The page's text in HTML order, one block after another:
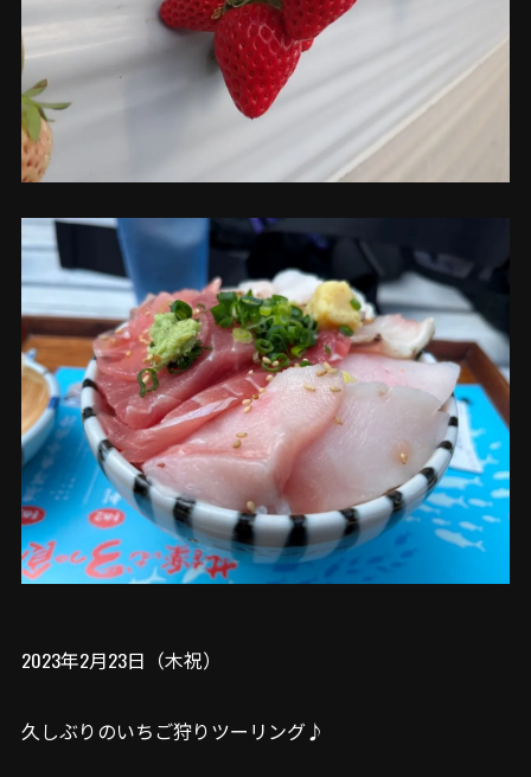
2023年2月23日（木祝）
久しぶりのいちご狩りツーリング♪